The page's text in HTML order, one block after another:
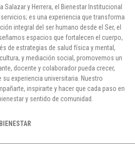
Salazar y Herrera, el Bienestar Institucional
es una experiencia que transforma
integral del ser humano desde el Ser, el
espacios que fortalecen el cuerpo,
de estrategias de salud física y mental,
y mediación social, promovemos un
docente y colaborador pueda crecer,
experiencia universitaria. Nuestro
inspirarte y hacer que cada paso en
y sentido de comunidad.
de pago
con nosotros